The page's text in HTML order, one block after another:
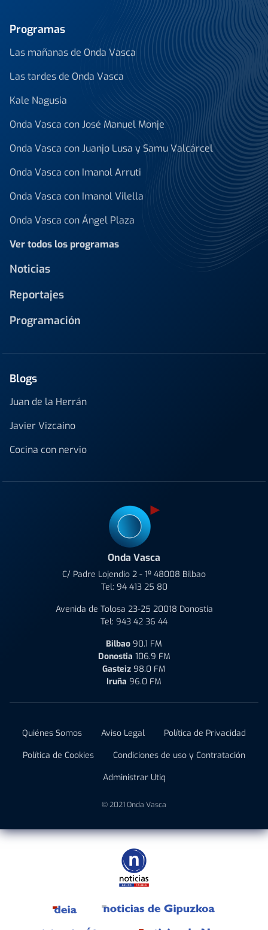
Programas
Las mañanas de Onda Vasca
Las tardes de Onda Vasca
Kale Nagusia
Onda Vasca con José Manuel Monje
Onda Vasca con Juanjo Lusa y Samu Valcárcel
Onda Vasca con Imanol Arruti
Onda Vasca con Imanol Vilella
Onda Vasca con Ángel Plaza
Ver todos los programas
Noticias
Reportajes
Programación
Blogs
Juan de la Herrán
Javier Vizcaino
Cocina con nervio
Onda Vasca
C/ Padre Lojendio 2 - 1º 48008 Bilbao
Tel: 94 413 25 80
Avenida de Tolosa 23-25 20018 Donostia
Tel: 943 42 36 44
Bilbao 90.1 FM
Donostia 106.9 FM
Gasteiz 98.0 FM
Iruña 96.0 FM
Quiénes Somos Aviso Legal
Política de Privacidad
Política de Cookies
Condiciones de uso y Contratación
Administrar Utiq
© 2021 Onda Vasca